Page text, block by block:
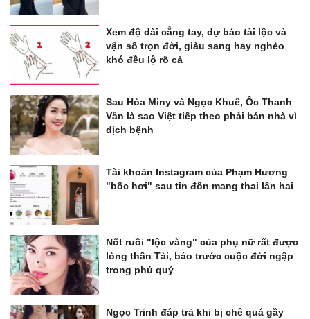
Xem độ dài cẳng tay, dự báo tài lộc và
vận số trọn đời, giàu sang hay nghèo
khó đều lộ rõ cả
Sau Hòa Miny và Ngọc Khuê, Ốc Thanh
Vân là sao Việt tiếp theo phải bán nhà vì
dịch bệnh
Tài khoản Instagram của Phạm Hương
"bốc hơi" sau tin đồn mang thai lần hai
Nốt ruồi "lộc vàng" của phụ nữ rất được
lòng thần Tài, báo trước cuộc đời ngập
trong phú quý
Ngọc Trinh đáp trả khi bị chê quá gầy